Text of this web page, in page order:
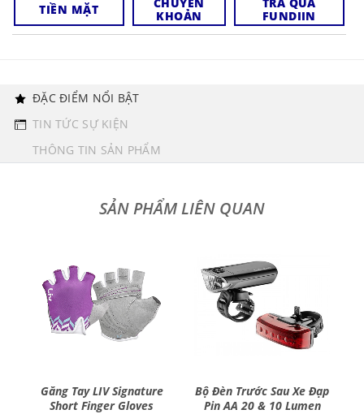
TIỀN MẶT
CHUYỂN
KHOẢN
TRẢ QUA
FUNDIIN
ĐẶC ĐIỂM NỔI BẬT
TIN TỨC SỰ KIỆN
THÔNG TIN SẢN PHẨM
Găng Tay LIV Signature
Short Finger Gloves
Bộ Đèn Trước Sau Xe Đạp
Pin AA 20 & 10 Lumen